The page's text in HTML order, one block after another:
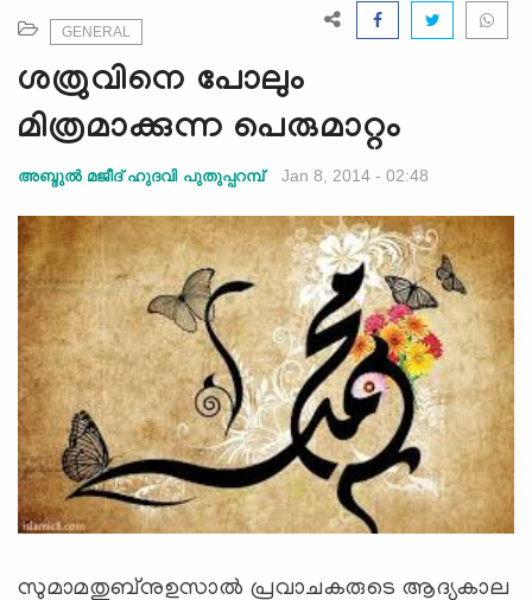
a
v
i
g
a
o
n
GENERAL
ശത്രുവിനെ പോലും
മിത്രമാക്കുന്ന പെരുമാറ്റം
അബ്ദുല്‍ മജീദ് ഹുദവി പുതുപ്പറമ്പ് Jan 8, 2014 - 02:48
സുമാമതുബ്നുഉസാല്‍ പ്രവാചകരുടെ ആദ്യകാല